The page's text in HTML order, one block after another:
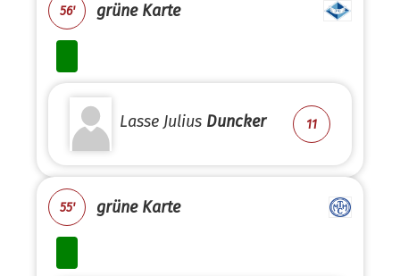
56' grüne Karte
Lasse Julius Duncker 11
55' grüne Karte